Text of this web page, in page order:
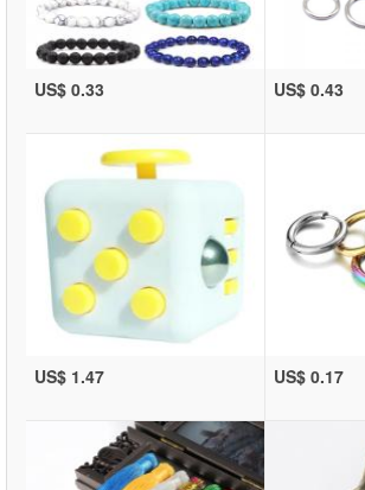
US$ 0.33 US$ 0.43
US$ 1.47 US$ 0.17